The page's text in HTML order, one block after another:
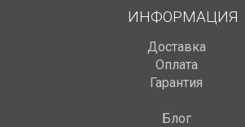
ИНФОРМАЦИЯ
Доставка
Оплата
Гарантия
Блог